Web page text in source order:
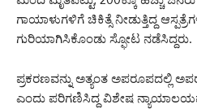
ಗಾಯಾಳುಗಳಿಗೆ ಚಿಕಿತ್ಸೆ ನೀಡುತ್ತಿದ್ದ
ಗುರಿಯಾಗಿಸಿಕೊಂಡು ಸ್ಫೋಟ ನಡೆಸಿದ್ದರು.
ಪ್ರಕರಣವನ್ನು ಅತ್ಯಂತ ಅಪರೂಪದಲ್ಲಿ
ಎಂದು ಪರಿಗಣಿಸಿದ್ದ ವಿಶೇಷ